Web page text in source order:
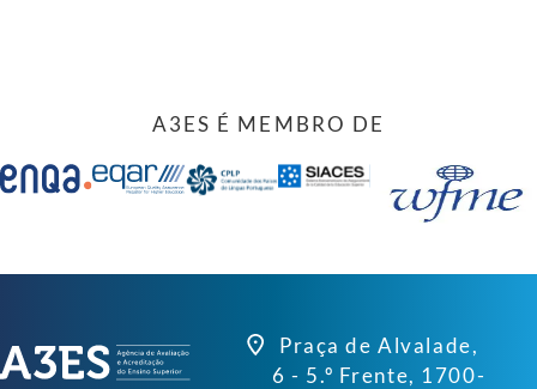
A3ES É MEMBRO DE
Praça de Alvalade,
6 - 5.º Frente, 1700-